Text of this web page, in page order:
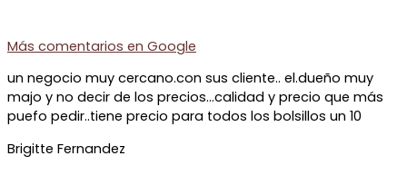
Más comentarios en Google
un negocio muy cercano.con sus cliente.. el.dueño muy
majo y no decir de los precios…calidad y precio que más
puefo pedir..tiene precio para todos los bolsillos un 10
Brigitte Fernandez